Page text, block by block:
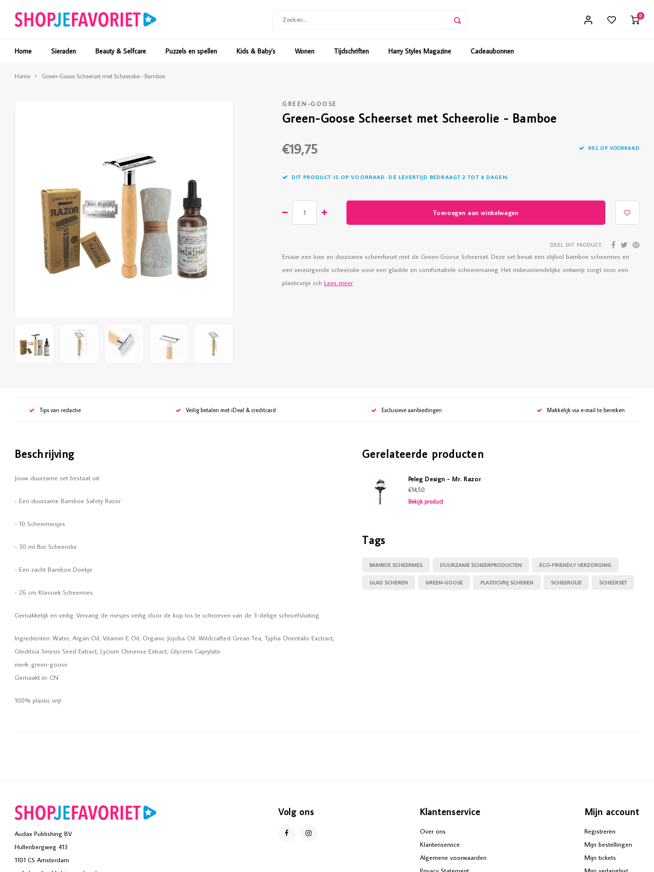
0
Home Sieraden Beauty & Selfcare Puzzels en spellen Kids & Baby's Wonen Tijdschriften Harry Styles Magazine Cadeaubonnen
Home Green-Goose Scheerset met Scheerolie - Bamboe
GREEN-GOOSE
Green-Goose Scheerset met Scheerolie - Bamboe
€19,75 992 OP VOORRAAD
DIT PRODUCT IS OP VOORRAAD. DE LEVERTIJD BEDRAAGT 2 TOT 4 DAGEN.
Toevoegen aan winkelwagen
DEEL DIT PRODUCT:
Ervaar een luxe en duurzame scheerbeurt met de Green-Goose Scheerset. Deze set bevat een stijlvol bamboe scheermes en
een verzorgende scheerolie voor een gladde en comfortabele scheerervaring. Het milieuvriendelijke ontwerp zorgt voor een
plasticvrije sch Lees meer
Tips van redactie Veilig betalen met iDeal & creditcard Exclusieve aanbiedingen Makkelijk via e-mail te bereiken
Beschrijving
Jouw duurzame set bestaat uit:
- Een duurzame Bamboe Safety Razor
- 10 Scheermesjes
- 30 ml Bio Scheerolie
- Een zacht Bamboe Doekje
- 26 cm Klassiek Scheermes
Gemakkelijk en veilig: Vervang de mesjes veilig door de kop los te schroeven van de 3-delige schroefsluiting
Ingrediënten: Water, Argan Oil, Vitamin E Oil, Organic Jojoba Oil, Wildcrafted Grean Tea, Typha Orientalis Exctract,
Gleditsia Sinesis Seed Extract, Lycium Chinense Extract, Glycerin Caprylate
merk: green-goose
Gemaakt in: CN
100% plastic vrij!
Gerelateerde producten
Peleg Design - Mr. Razor
€14,50
Bekijk product
Tags
BAMBOE SCHEERMES DUURZAME SCHEERPRODUCTEN ECO-FRIENDLY VERZORGING
GLAD SCHEREN GREEN-GOOSE PLASTICVRIJ SCHEREN SCHEEROLIE SCHEERSET
Audax Publishing BV
Hullenbergweg 413
1101 CS Amsterdam
Volg ons Klantenservice
Over ons
Klantenservice
Algemene voorwaarden
Mijn account
Registreren
Mijn bestellingen
Mijn tickets